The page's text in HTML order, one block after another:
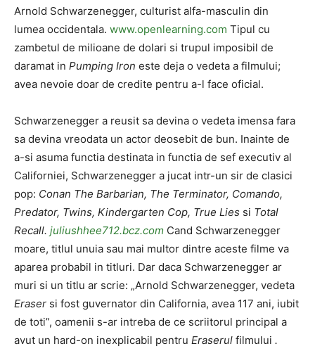
Arnold Schwarzenegger, culturist alfa-masculin din
lumea occidentala. www.openlearning.com Tipul cu
zambetul de milioane de dolari si trupul imposibil de
daramat in Pumping Iron este deja o vedeta a filmului;
avea nevoie doar de credite pentru a-l face oficial.
Schwarzenegger a reusit sa devina o vedeta imensa fara
sa devina vreodata un actor deosebit de bun. Inainte de
a-si asuma functia destinata in functia de sef executiv al
Californiei, Schwarzenegger a jucat intr-un sir de clasici
pop: Conan The Barbarian, The Terminator, Comando,
Predator, Twins, Kindergarten Cop, True Lies si Total
Recall. juliushhee712.bcz.com Cand Schwarzenegger
moare, titlul unuia sau mai multor dintre aceste filme va
aparea probabil in titluri. Dar daca Schwarzenegger ar
muri si un titlu ar scrie: „Arnold Schwarzenegger, vedeta
Eraser si fost guvernator din California, avea 117 ani, iubit
de toti”, oamenii s-ar intreba de ce scriitorul principal a
avut un hard-on inexplicabil pentru Eraserul filmului .